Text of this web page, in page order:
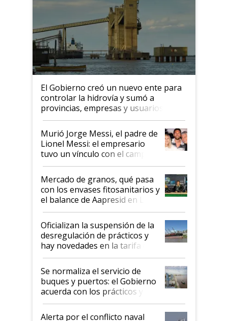
El Gobierno creó un nuevo ente para
controlar la hidrovía y sumó a
provincias, empresas y usuarios
Murió Jorge Messi, el padre de
Lionel Messi: el empresario
tuvo un vínculo con el campo
Mercado de granos, qué pasa
con los envases fitosanitarios y
el balance de Aapresid en La
Posta
Oficializan la suspensión de la
desregulación de prácticos y
hay novedades en la tarifa de
la hidrovía
Se normaliza el servicio de
buques y puertos: el Gobierno
acuerda con los prácticos y
suspende el decreto de
desregulación
Alerta por el conflicto naval